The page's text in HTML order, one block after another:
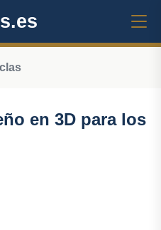
en 3D para los